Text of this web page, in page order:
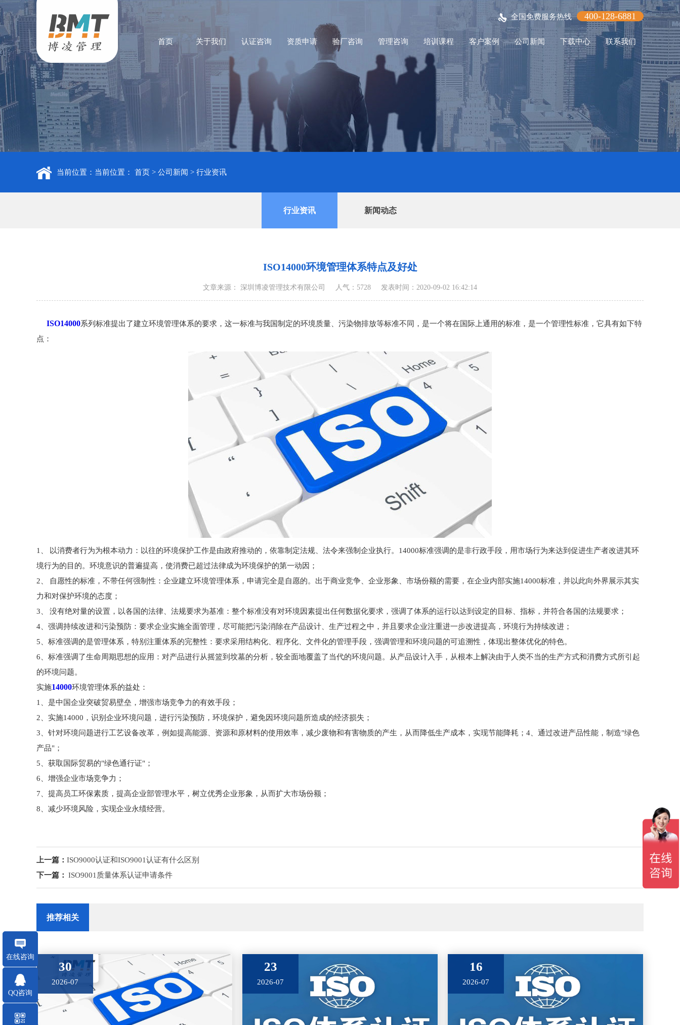
全国免费服务热线 400-128-6881
首页 关于我们 认证咨询 资质申请 验厂咨询 管理咨询 培训课程 客户案例 公司新闻 下载中心 联系我们
当前位置：当前位置： 首页 > 公司新闻 > 行业资讯
行业资讯 新闻动态
ISO14000环境管理体系特点及好处
文章来源： 深圳博凌管理技术有限公司 人气：5728 发表时间：2020-09-02 16:42:14
ISO14000系列标准提出了建立环境管理体系的要求，这一标准与我国制定的环境质量、污染物排放等标准不同，是一个将在国际上通用的标准，是一个管理性标准，它具有如下特
点：
1、 以消费者行为为根本动力：以往的环境保护工作是由政府推动的，依靠制定法规、法令来强制企业执行。14000标准强调的是非行政手段，用市场行为来达到促进生产者改进其环
境行为的目的。环境意识的普遍提高，使消费已超过法律成为环境保护的第一动因；
2、 自愿性的标准，不带任何强制性：企业建立环境管理体系，申请完全是自愿的。出于商业竞争、企业形象、市场份额的需要，在企业内部实施14000标准，并以此向外界展示其实
力和对保护环境的态度；
3、 没有绝对量的设置，以各国的法律、法规要求为基准：整个标准没有对环境因素提出任何数据化要求，强调了体系的运行以达到设定的目标、指标，并符合各国的法规要求；
4、强调持续改进和污染预防：要求企业实施全面管理，尽可能把污染消除在产品设计、生产过程之中，并且要求企业注重进一步改进提高，环境行为持续改进；
5、标准强调的是管理体系，特别注重体系的完整性：要求采用结构化、程序化、文件化的管理手段，强调管理和环境问题的可追溯性，体现出整体优化的特色。
6、标准强调了生命周期思想的应用：对产品进行从摇篮到坟墓的分析，较全面地覆盖了当代的环境问题。从产品设计入手，从根本上解决由于人类不当的生产方式和消费方式所引起
的环境问题。
实施14000环境管理体系的益处：
1、是中国企业突破贸易壁垒，增强市场竞争力的有效手段；
2、实施14000，识别企业环境问题，进行污染预防，环境保护，避免因环境问题所造成的经济损失；
3、针对环境问题进行工艺设备改革，例如提高能源、资源和原材料的使用效率，减少废物和有害物质的产生，从而降低生产成本，实现节能降耗；4、通过改进产品性能，制造"绿色
产品"；
5、获取国际贸易的"绿色通行证"；
6、增强企业市场竞争力；
7、提高员工环保素质，提高企业部管理水平，树立优秀企业形象，从而扩大市场份额；
8、减少环境风险，实现企业永绩经营。
上一篇： ISO9000认证和ISO9001认证有什么区别
下一篇： ISO9001质量体系认证申请条件
推荐相关
30
2026-07
23
2026-07
16
2026-07
在线咨询
QQ咨询